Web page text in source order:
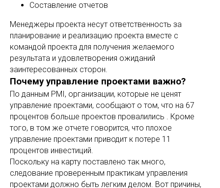
Составление отчетов
Менеджеры проекта несут ответственность за
планирование и реализацию проекта вместе с
командой проекта для получения желаемого
результата и удовлетворения ожиданий
заинтересованных сторон.
Почему управление проектами важно?
По данным PMI, организации, которые не ценят
управление проектами, сообщают о том, что на 67
процентов больше проектов провалились . Кроме
того, в том же отчете говорится, что плохое
управление проектами приводит к потере 11
процентов инвестиций.
Поскольку на карту поставлено так много,
следование проверенным практикам управления
проектами должно быть легким делом. Вот причины,